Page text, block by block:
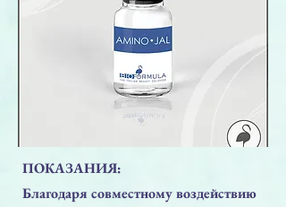
ПОКАЗАНИЯ:
Благодаря совместному воздействию